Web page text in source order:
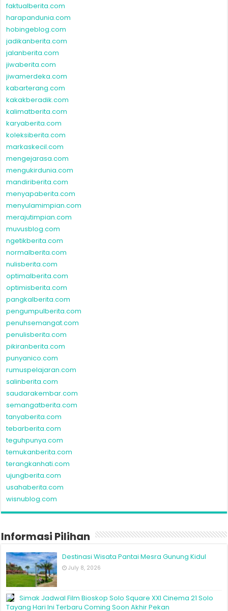
faktualberita.com
harapandunia.com
hobingeblog.com
jadikanberita.com
jalanberita.com
jiwaberita.com
jiwamerdeka.com
kabarterang.com
kakakberadik.com
kalimatberita.com
karyaberita.com
koleksiberita.com
markaskecil.com
mengejarasa.com
mengukirdunia.com
mandiriberita.com
menyapaberita.com
menyulamimpian.com
merajutimpian.com
muvusblog.com
ngetikberita.com
normalberita.com
nulisberita.com
optimalberita.com
optimisberita.com
pangkalberita.com
pengumpulberita.com
penuhsemangat.com
penulisberita.com
pikiranberita.com
punyanico.com
rumuspelajaran.com
salinberita.com
saudarakembar.com
semangatberita.com
tanyaberita.com
tebarberita.com
teguhpunya.com
temukanberita.com
terangkanhati.com
ujungberita.com
usahaberita.com
wisnublog.com
Informasi Pilihan
Destinasi Wisata Pantai Mesra Gunung Kidul
July 8, 2026
Simak Jadwal Film Bioskop Solo Square XXI Cinema 21 Solo
Tayang Hari Ini Terbaru Coming Soon Akhir Pekan